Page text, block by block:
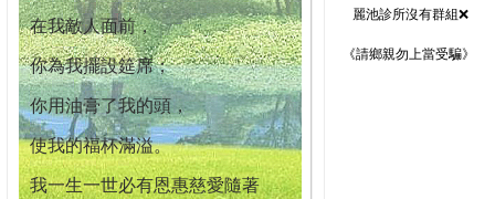
在我敵人面前，
你為我擺設筵席；
你用油膏了我的頭，
使我的福杯滿溢。
我一生一世必有恩惠慈愛隨著
麗池診所沒有群組❌
《請鄉親勿上當受騙》